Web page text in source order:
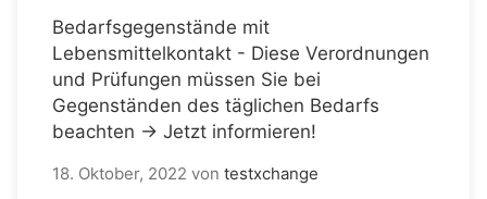
Bedarfsgegenstände mit
Lebensmittelkontakt - Diese Verordnungen
und Prüfungen müssen Sie bei
Gegenständen des täglichen Bedarfs
beachten → Jetzt informieren!
18. Oktober, 2022 von testxchange